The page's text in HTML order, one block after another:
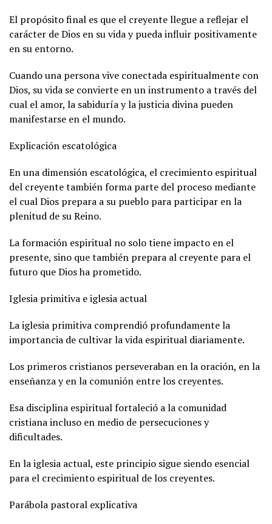
El propósito final es que el creyente llegue a reflejar el
carácter de Dios en su vida y pueda influir positivamente
en su entorno.
Cuando una persona vive conectada espiritualmente con
Dios, su vida se convierte en un instrumento a través del
cual el amor, la sabiduría y la justicia divina pueden
manifestarse en el mundo.
Explicación escatológica
En una dimensión escatológica, el crecimiento espiritual
del creyente también forma parte del proceso mediante
el cual Dios prepara a su pueblo para participar en la
plenitud de su Reino.
La formación espiritual no solo tiene impacto en el
presente, sino que también prepara al creyente para el
futuro que Dios ha prometido.
Iglesia primitiva e iglesia actual
La iglesia primitiva comprendió profundamente la
importancia de cultivar la vida espiritual diariamente.
Los primeros cristianos perseveraban en la oración, en la
enseñanza y en la comunión entre los creyentes.
Esa disciplina espiritual fortaleció a la comunidad
cristiana incluso en medio de persecuciones y
dificultades.
En la iglesia actual, este principio sigue siendo esencial
para el crecimiento espiritual de los creyentes.
Parábola pastoral explicativa